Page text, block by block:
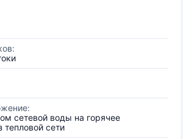
сетевой воды на горячее
тепловой сети